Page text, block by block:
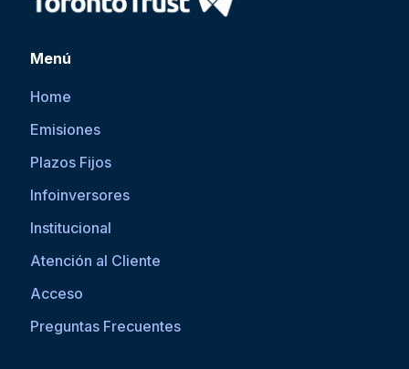
Menú
Home
Emisiones
Plazos Fijos
Infoinversores
Institucional
Atención al Cliente
Acceso
Preguntas Frecuentes